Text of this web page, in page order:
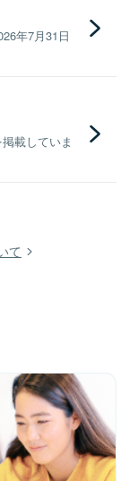
年7月31日
載していま
て